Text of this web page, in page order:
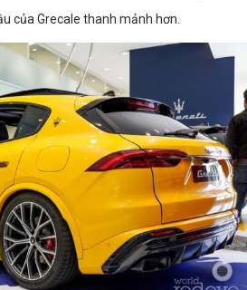
của Grecale thanh mảnh hơn.